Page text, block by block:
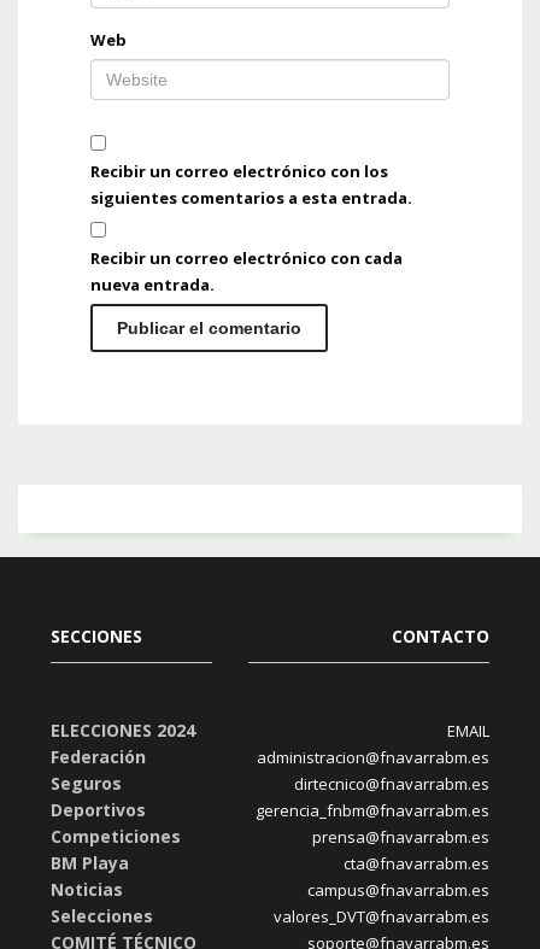
Web
Recibir un correo electrónico con los
siguientes comentarios a esta entrada.
Recibir un correo electrónico con cada
nueva entrada.
SECCIONES
ELECCIONES 2024
Federación
Seguros
Deportivos
Competiciones
BM Playa
Noticias
Selecciones
COMITÉ TÉCNICO
CONTACTO
EMAIL
administracion@fnavarrabm.es
dirtecnico@fnavarrabm.es
gerencia_fnbm@fnavarrabm.es
prensa@fnavarrabm.es
cta@fnavarrabm.es
campus@fnavarrabm.es
valores_DVT@fnavarrabm.es
soporte@fnavarrabm.es